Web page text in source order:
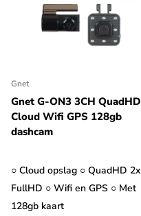
Gnet
Gnet G-ON3 3CH QuadHD
Cloud Wifi GPS 128gb
dashcam
○ Cloud opslag ○ QuadHD 2x
FullHD ○ Wifi en GPS ○ Met
128gb kaart